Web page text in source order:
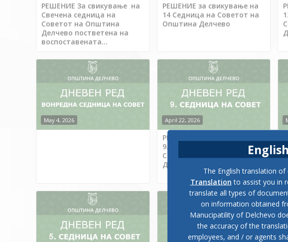
РЕШЕНИЕ За свикување на
Свечена седница на
Советот на Општина
Делчево постветена на
воспоставената...
РЕШЕНИЕ за свикување на
14 Седница на Советот на
Општина Делчево
May 4, 2026 April 22, 2026
РЕШЕНИЕ за свикување на
9. редовна седница на
Советот на Општина
Делчево
The English translation
Translation to assist you in
translate all types of
on information obtained
Manucipatility of Delchevo
the accuracy of the
employees, and / or agents